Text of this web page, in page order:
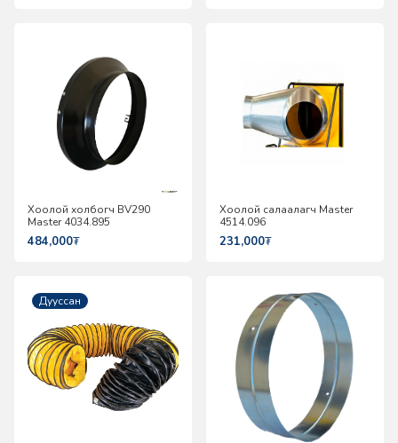
Хоолой холбогч BV290
Master 4034.895
484,000₮
Хоолой салаалагч Master
4514.096
231,000₮
Дууссан